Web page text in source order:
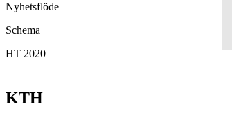
Nyhetsflöde
Schema
HT 2020
KTH